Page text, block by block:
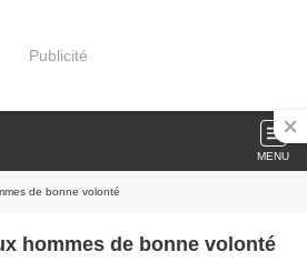
Publicité
MENU
de bonne volonté
hommes de bonne volonté